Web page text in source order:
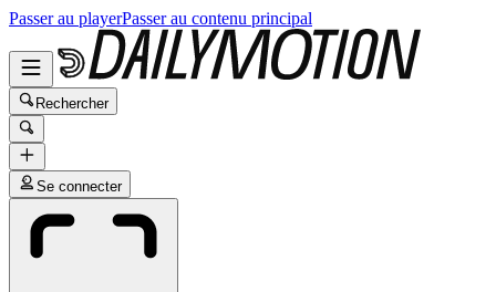
Passer au playerPasser au contenu principal
Rechercher
Se connecter